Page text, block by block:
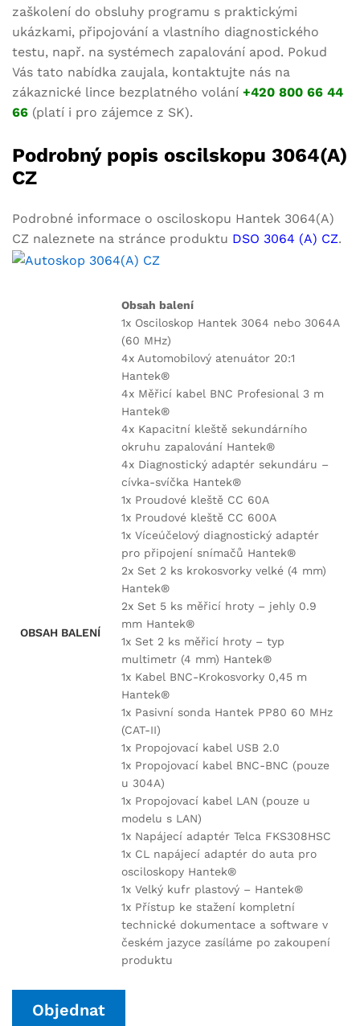
zaškolení do obsluhy programu s praktickými
ukázkami, připojování a vlastního diagnostického
testu, např. na systémech zapalování apod. Pokud
Vás tato nabídka zaujala, kontaktujte nás na
zákaznické lince bezplatného volání +420 800 66 44
66 (platí i pro zájemce z SK).
Podrobný popis oscilskopu 3064(A)
CZ
Podrobné informace o osciloskopu Hantek 3064(A)
CZ naleznete na stránce produktu DSO 3064 (A) CZ.
OBSAH BALENÍ
Obsah balení
1x Osciloskop Hantek 3064 nebo 3064A
(60 MHz)
4x Automobilový atenuátor 20:1
Hantek®
4x Měřicí kabel BNC Profesional 3 m
Hantek®
4x Kapacitní kleště sekundárního
okruhu zapalování Hantek®
4x Diagnostický adaptér sekundáru –
cívka-svíčka Hantek®
1x Proudové kleště CC 60A
1x Proudové kleště CC 600A
1x Víceúčelový diagnostický adaptér
pro připojení snímačů Hantek®
2x Set 2 ks krokosvorky velké (4 mm)
Hantek®
2x Set 5 ks měřicí hroty – jehly 0.9
mm Hantek®
1x Set 2 ks měřicí hroty – typ
multimetr (4 mm) Hantek®
1x Kabel BNC-Krokosvorky 0,45 m
Hantek®
1x Pasivní sonda Hantek PP80 60 MHz
(CAT-II)
1x Propojovací kabel USB 2.0
1x Propojovací kabel BNC-BNC (pouze
u 304A)
1x Propojovací kabel LAN (pouze u
modelu s LAN)
1x Napájecí adaptér Telca FKS308HSC
1x CL napájecí adaptér do auta pro
osciloskopy Hantek®
1x Velký kufr plastový – Hantek®
1x Přístup ke stažení kompletní
technické dokumentace a software v
českém jazyce zasíláme po zakoupení
produktu
Objednat